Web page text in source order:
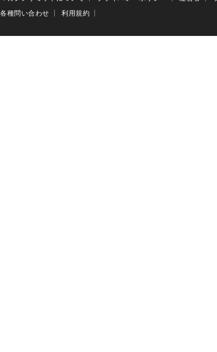
各種問い合わせ
利用規約